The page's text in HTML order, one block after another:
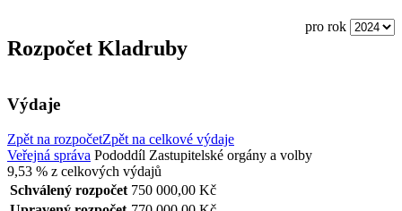
pro rok
Rozpočet Kladruby
Výdaje
Zpět na rozpočetZpět na celkové výdaje
Veřejná správa Pododdíl Zastupitelské orgány a volby
9,53 % z celkových výdajů
Schválený rozpočet 750 000,00 Kč